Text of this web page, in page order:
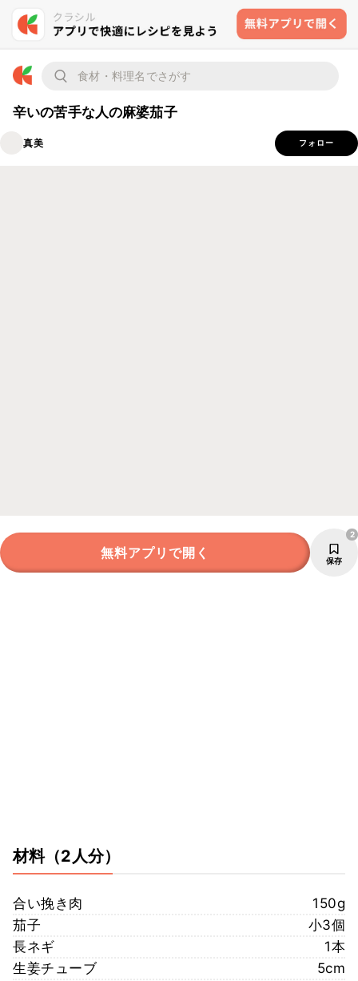
辛いの苦手な人の麻婆茄子
真美 フォロー
無料アプリで開く 保存
2
材料（2人分）
合い挽き肉
150g
茄子
小3個
長ネギ
1本
生姜チューブ
5cm